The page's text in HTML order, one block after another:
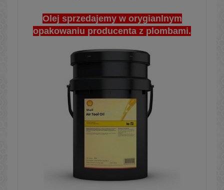
Olej sprzedajemy w orygianlnym
opakowaniu producenta z plombami.